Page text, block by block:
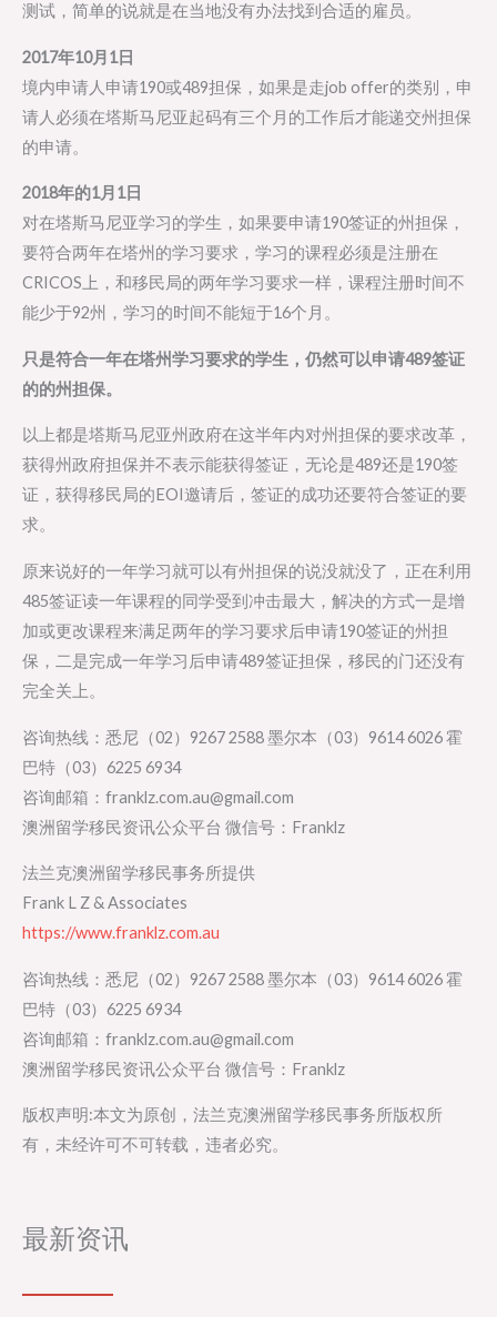
测试，简单的说就是在当地没有办法找到合适的雇员。
2017年10月1日
境内申请人申请190或489担保，如果是走job offer的类别，申
请人必须在塔斯马尼亚起码有三个月的工作后才能递交州担保
的申请。
2018年的1月1日
对在塔斯马尼亚学习的学生，如果要申请190签证的州担保，
要符合两年在塔州的学习要求，学习的课程必须是注册在
CRICOS上，和移民局的两年学习要求一样，课程注册时间不
能少于92州，学习的时间不能短于16个月。
只是符合一年在塔州学习要求的学生，仍然可以申请489签证
的的州担保。
以上都是塔斯马尼亚州政府在这半年内对州担保的要求改革，
获得州政府担保并不表示能获得签证，无论是489还是190签
证，获得移民局的EOI邀请后，签证的成功还要符合签证的要
求。
原来说好的一年学习就可以有州担保的说没就没了，正在利用
485签证读一年课程的同学受到冲击最大，解决的方式一是增
加或更改课程来满足两年的学习要求后申请190签证的州担
保，二是完成一年学习后申请489签证担保，移民的门还没有
完全关上。
咨询热线：悉尼（02）9267 2588 墨尔本（03）9614 6026 霍
巴特（03）6225 6934
咨询邮箱：franklz.com.au@gmail.com
澳洲留学移民资讯公众平台 微信号：Franklz
法兰克澳洲留学移民事务所提供
Frank L Z & Associates
https://www.franklz.com.au
咨询热线：悉尼（02）9267 2588 墨尔本（03）9614 6026 霍
巴特（03）6225 6934
咨询邮箱：franklz.com.au@gmail.com
澳洲留学移民资讯公众平台 微信号：Franklz
版权声明:本文为原创，法兰克澳洲留学移民事务所版权所
有，未经许可不可转载，违者必究。
最新资讯